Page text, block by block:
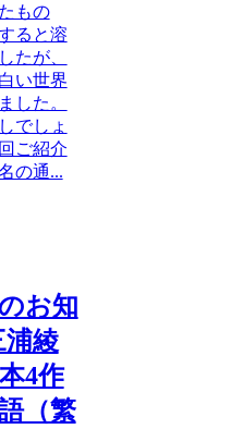
もの
ると溶
たが、
い世界
した。
でしょ
ご紹介
の通...
お知
浦綾
4作
（繁